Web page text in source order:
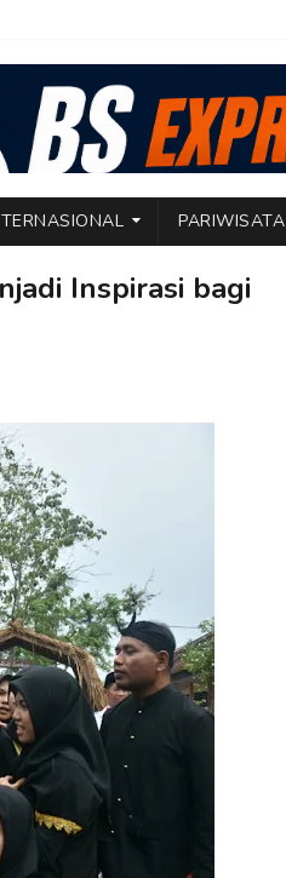
PARIWISATA
Inspirasi bagi